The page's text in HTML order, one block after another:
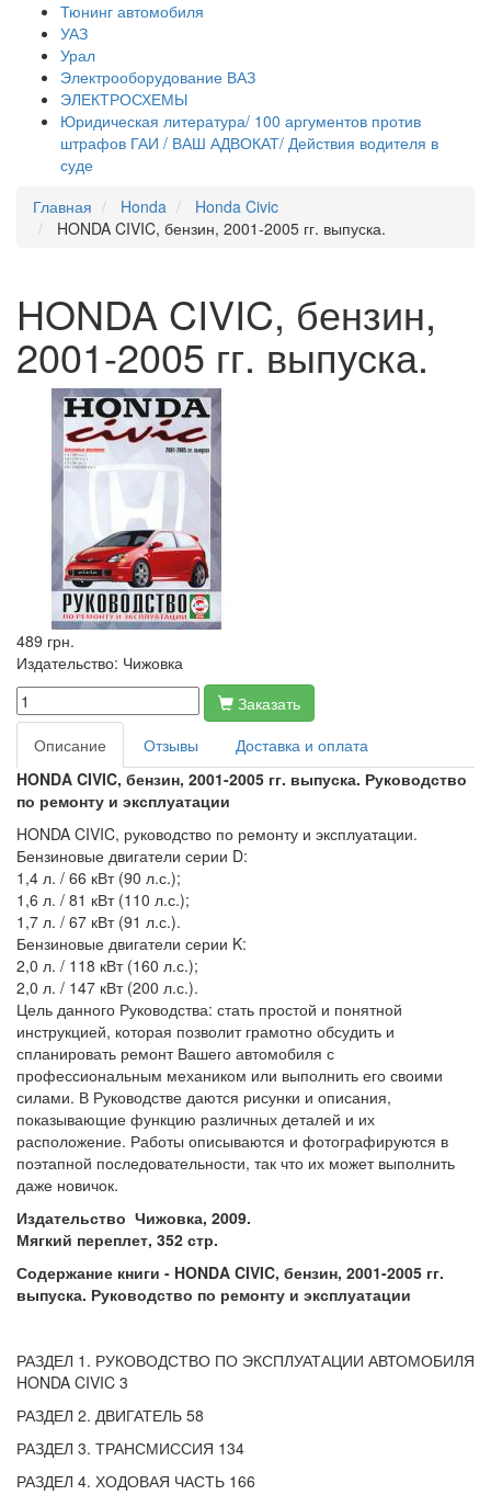
Тюнинг автомобиля
УАЗ
Урал
Электрооборудование ВАЗ
ЭЛЕКТРОСХЕМЫ
Юридическая литература/ 100 аргументов против
штрафов ГАИ / ВАШ АДВОКАТ/ Действия водителя в
суде
Главная
Honda
Honda Civic
HONDA CIVIC, бензин, 2001-2005 гг. выпуска.
HONDA CIVIC, бензин,
2001-2005 гг. выпуска.
489 грн.
Издательство: Чижовка
Заказать
Описание
Отзывы
Доставка и оплата
HONDA CIVIC, бензин, 2001-2005 гг. выпуска. Руководство
по ремонту и эксплуатации
HONDA CIVIC, руководство по ремонту и эксплуатации.
Бензиновые двигатели серии D:
1,4 л. / 66 кВт (90 л.с.);
1,6 л. / 81 кВт (110 л.с.);
1,7 л. / 67 кВт (91 л.с.).
Бензиновые двигатели серии K:
2,0 л. / 118 кВт (160 л.с.);
2,0 л. / 147 кВт (200 л.с.).
Цель данного Руководства: стать простой и понятной
инструкцией, которая позволит грамотно обсудить и
спланировать ремонт Вашего автомобиля с
профессиональным механиком или выполнить его своими
силами. В Руководстве даются рисунки и описания,
показывающие функцию различных деталей и их
расположение. Работы описываются и фотографируются в
поэтапной последовательности, так что их может выполнить
даже новичок.
Издательство Чижовка, 2009.
Мягкий переплет, 352 стр.
Содержание книги - HONDA CIVIC, бензин, 2001-2005 гг.
выпуска. Руководство по ремонту и эксплуатации
РАЗДЕЛ 1. РУКОВОДСТВО ПО ЭКСПЛУАТАЦИИ АВТОМОБИЛЯ
HONDA CIVIC 3
РАЗДЕЛ 2. ДВИГАТЕЛЬ 58
РАЗДЕЛ 3. ТРАНСМИССИЯ 134
РАЗДЕЛ 4. ХОДОВАЯ ЧАСТЬ 166